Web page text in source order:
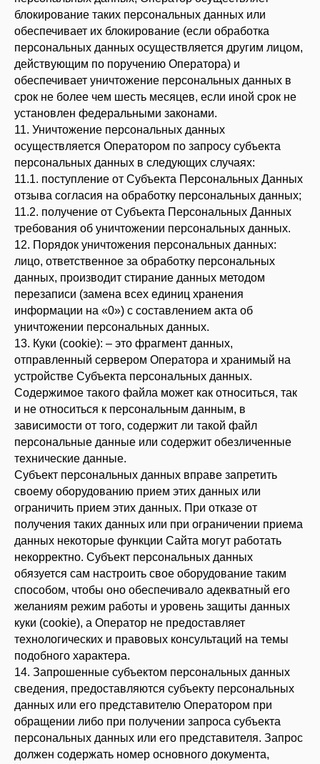
блокирование таких персональных данных или
обеспечивает их блокирование (если обработка
персональных данных осуществляется другим лицом,
действующим по поручению Оператора) и
обеспечивает уничтожение персональных данных в
срок не более чем шесть месяцев, если иной срок не
установлен федеральными законами.
11. Уничтожение персональных данных
осуществляется Оператором по запросу субъекта
персональных данных в следующих случаях:
11.1. поступление от Субъекта Персональных Данных
отзыва согласия на обработку персональных данных;
11.2. получение от Субъекта Персональных Данных
требования об уничтожении персональных данных.
12. Порядок уничтожения персональных данных:
лицо, ответственное за обработку персональных
данных, производит стирание данных методом
перезаписи (замена всех единиц хранения
информации на «0») с составлением акта об
уничтожении персональных данных.
13. Куки (cookie): – это фрагмент данных,
отправленный сервером Оператора и хранимый на
устройстве Субъекта персональных данных.
Содержимое такого файла может как относиться, так
и не относиться к персональным данным, в
зависимости от того, содержит ли такой файл
персональные данные или содержит обезличенные
технические данные.
Субъект персональных данных вправе запретить
своему оборудованию прием этих данных или
ограничить прием этих данных. При отказе от
получения таких данных или при ограничении приема
данных некоторые функции Сайта могут работать
некорректно. Субъект персональных данных
обязуется сам настроить свое оборудование таким
способом, чтобы оно обеспечивало адекватный его
желаниям режим работы и уровень защиты данных
куки (cookie), а Оператор не предоставляет
технологических и правовых консультаций на темы
подобного характера.
14. Запрошенные субъектом персональных данных
сведения, предоставляются субъекту персональных
данных или его представителю Оператором при
обращении либо при получении запроса субъекта
персональных данных или его представителя. Запрос
должен содержать номер основного документа,